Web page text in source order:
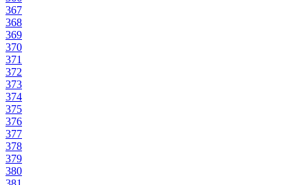
367
368
369
370
371
372
373
374
375
376
377
378
379
380